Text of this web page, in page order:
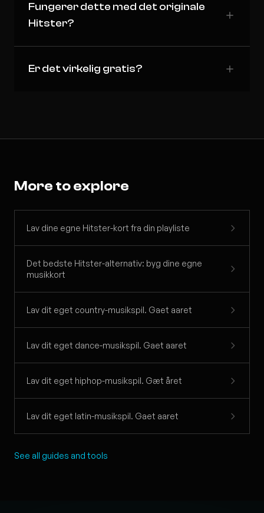
Fungerer dette med det originale
Hitster?
Er det virkelig gratis?
More to explore
Lav dine egne Hitster-kort fra din playliste
Det bedste Hitster-alternativ: byg dine egne
musikkort
Lav dit eget country-musikspil. Gaet aaret
Lav dit eget dance-musikspil. Gaet aaret
Lav dit eget hiphop-musikspil. Gæt året
Lav dit eget latin-musikspil. Gaet aaret
See all guides and tools